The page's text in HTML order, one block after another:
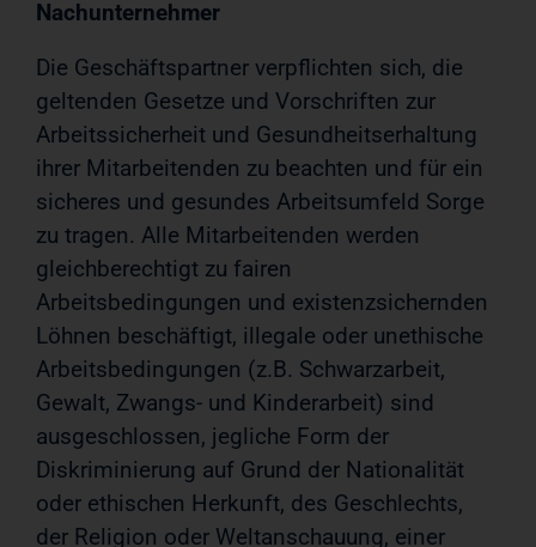
Nachunternehmer
Die Geschäftspartner verpflichten sich, die
geltenden Gesetze und Vorschriften zur
Arbeitssicherheit und Gesundheitserhaltung
ihrer Mitarbeitenden zu beachten und für ein
sicheres und gesundes Arbeitsumfeld Sorge
zu tragen. Alle Mitarbeitenden werden
gleichberechtigt zu fairen
Arbeitsbedingungen und existenzsichernden
Löhnen beschäftigt, illegale oder unethische
Arbeitsbedingungen (z.B. Schwarzarbeit,
Gewalt, Zwangs- und Kinderarbeit) sind
ausgeschlossen, jegliche Form der
Diskriminierung auf Grund der Nationalität
oder ethischen Herkunft, des Geschlechts,
der Religion oder Weltanschauung, einer